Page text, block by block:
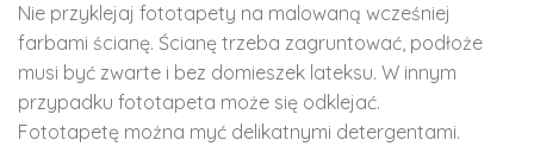
Nie przyklejaj fototapety na malowaną wcześniej
farbami ścianę. Ścianę trzeba zagruntować, podłoże
musi być zwarte i bez domieszek lateksu. W innym
przypadku fototapeta może się odklejać.
Fototapetę można myć delikatnymi detergentami.